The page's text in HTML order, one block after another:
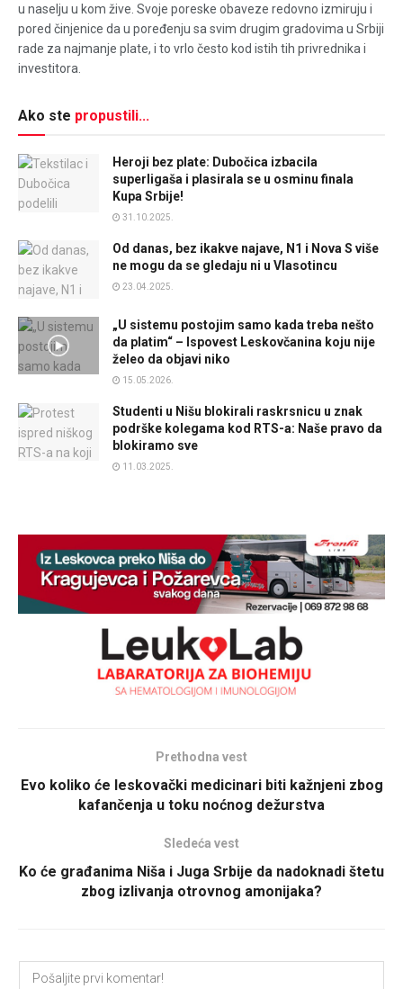
u naselju u kom žive. Svoje poreske obaveze redovno izmiruju i
pored činjenice da u poređenju sa svim drugim gradovima u Srbiji
rade za najmanje plate, i to vrlo često kod istih tih privrednika i
investitora.
Ako ste propustili...
Heroji bez plate: Dubočica izbacila
superligaša i plasirala se u osminu finala
Kupa Srbije!
31.10.2025.
Od danas, bez ikakve najave, N1 i Nova S više
ne mogu da se gledaju ni u Vlasotincu
23.04.2025.
„U sistemu postojim samo kada treba nešto
da platim“ – Ispovest Leskovčanina koju nije
želeo da objavi niko
15.05.2026.
Studenti u Nišu blokirali raskrsnicu u znak
podrške kolegama kod RTS-a: Naše pravo da
blokiramo sve
11.03.2025.
Prethodna vest
Evo koliko će leskovački medicinari biti kažnjeni zbog
kafančenja u toku noćnog dežurstva
Sledeća vest
Ko će građanima Niša i Juga Srbije da nadoknadi štetu
zbog izlivanja otrovnog amonijaka?